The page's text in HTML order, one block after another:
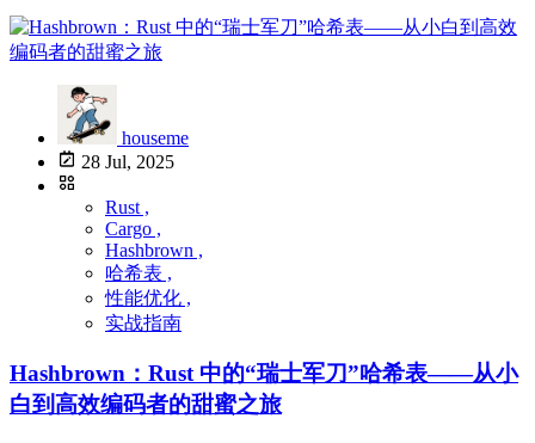
houseme
28 Jul, 2025
Rust ,
Cargo ,
Hashbrown ,
哈希表 ,
性能优化 ,
实战指南
Hashbrown：Rust 中的“瑞士军刀”哈希表——从小
白到高效编码者的甜蜜之旅